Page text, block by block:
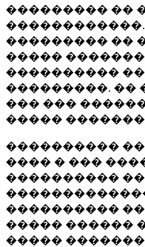
��������� ��
��������� ��
�����
����������
���������. ��
��� ���
�����
����������
���� � ���
����������
����������
����� ������
�����